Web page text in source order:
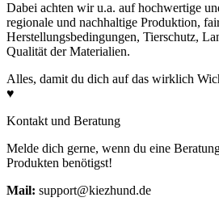
Rohprotein
Rohfett
Rohfaser
Kalzium
Phosphor
Dabei achten wir u.a. auf hochwertige
regionale und nachhaltige Produktion,
Herstellungsbedingungen, Tierschutz,
Qualität der Materialien.
Alles, damit du dich auf das wirklich
♥
Kontakt und Beratung
Melde dich gerne, wenn du eine
Produkten benötigst!
Mail: support@kiezhund.de